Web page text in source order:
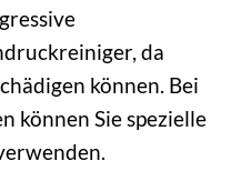
da
können. Bei
können Sie spezielle